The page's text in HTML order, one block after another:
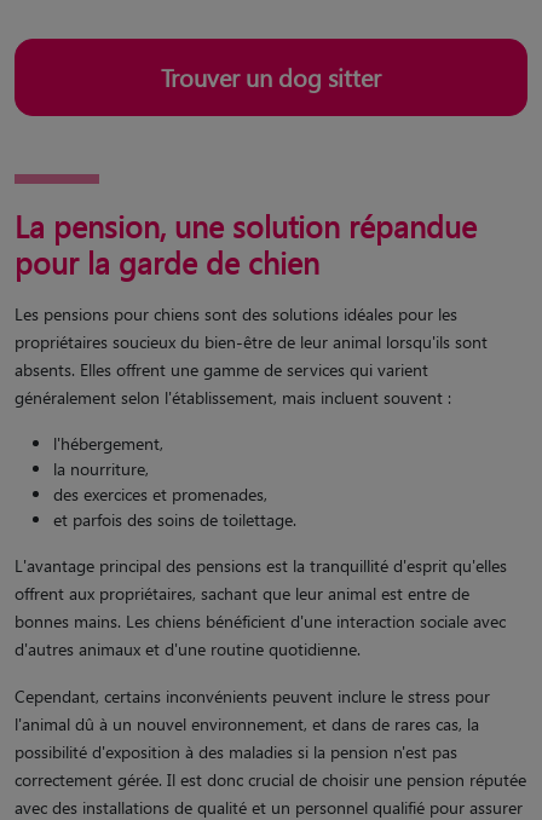
Trouver un dog sitter
La pension, une solution répandue
pour la garde de chien
Les pensions pour chiens sont des solutions idéales pour les
propriétaires soucieux du bien-être de leur animal lorsqu'ils sont
absents. Elles offrent une gamme de services qui varient
généralement selon l'établissement, mais incluent souvent :
l'hébergement,
la nourriture,
des exercices et promenades,
et parfois des soins de toilettage.
L'avantage principal des pensions est la tranquillité d'esprit qu'elles
offrent aux propriétaires, sachant que leur animal est entre de
bonnes mains. Les chiens bénéficient d'une interaction sociale avec
d'autres animaux et d'une routine quotidienne.
Cependant, certains inconvénients peuvent inclure le stress pour
l'animal dû à un nouvel environnement, et dans de rares cas, la
possibilité d'exposition à des maladies si la pension n'est pas
correctement gérée. Il est donc crucial de choisir une pension réputée
avec des installations de qualité et un personnel qualifié pour assurer